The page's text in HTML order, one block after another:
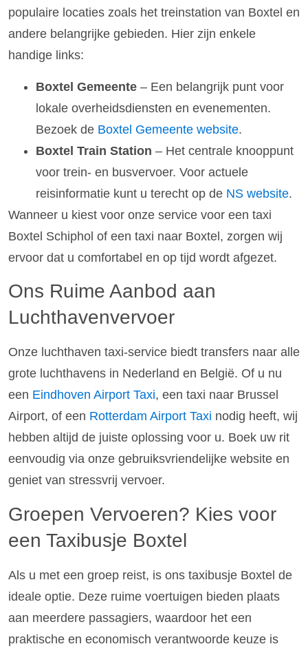
populaire locaties zoals het treinstation van Boxtel en
andere belangrijke gebieden. Hier zijn enkele
handige links:
Boxtel Gemeente – Een belangrijk punt voor
lokale overheidsdiensten en evenementen.
Bezoek de Boxtel Gemeente website.
Boxtel Train Station – Het centrale knooppunt
voor trein- en busvervoer. Voor actuele
reisinformatie kunt u terecht op de NS website.
Wanneer u kiest voor onze service voor een taxi
Boxtel Schiphol of een taxi naar Boxtel, zorgen wij
ervoor dat u comfortabel en op tijd wordt afgezet.
Ons Ruime Aanbod aan
Luchthavenvervoer
Onze luchthaven taxi-service biedt transfers naar alle
grote luchthavens in Nederland en België. Of u nu
een Eindhoven Airport Taxi, een taxi naar Brussel
Airport, of een Rotterdam Airport Taxi nodig heeft, wij
hebben altijd de juiste oplossing voor u. Boek uw rit
eenvoudig via onze gebruiksvriendelijke website en
geniet van stressvrij vervoer.
Groepen Vervoeren? Kies voor
een Taxibusje Boxtel
Als u met een groep reist, is ons taxibusje Boxtel de
ideale optie. Deze ruime voertuigen bieden plaats
aan meerdere passagiers, waardoor het een
praktische en economisch verantwoorde keuze is